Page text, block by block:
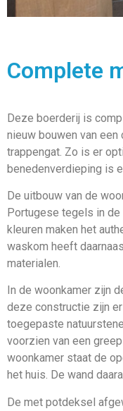
Complete
Deze boerderij is
nieuw bouwen van
trappengat. Zo is er
benedenverdieping is
De uitbouw van de
Portugese tegels in
kleuren maken het
waskom heeft
materialen.
In de woonkamer zijn
deze constructie zijn
toegepaste
voorzien van een
woonkamer staat de
het huis. De wand
De met potdeksel